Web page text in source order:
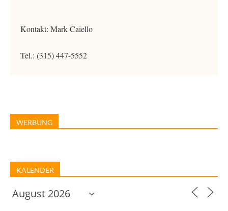
Kontakt: Mark Caiello
Tel.: (315) 447-5552
WERBUNG
KALENDER